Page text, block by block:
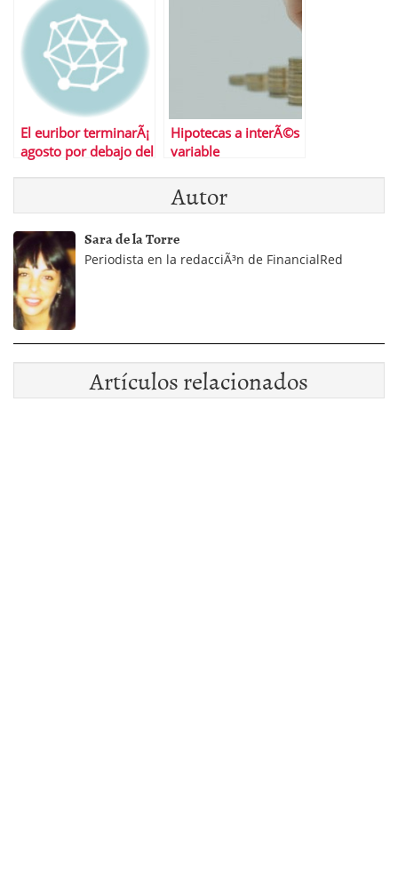
El euribor terminarÃ¡
agosto por debajo del
Hipotecas a interÃ©s
variable
Autor
Sara de la Torre
Periodista en la redacciÃ³n de FinancialRed
Artículos relacionados